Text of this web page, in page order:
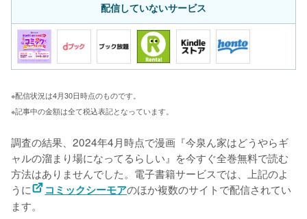
配信していないサービス
※配信状況は4月30日時点のものです。
※記事中の金額は全て税込表記となっています。
調査の結果、2024年4月時点で漫画『今泉ん家はどうやらギ
ャルの溜まり場になってるらしい』を今すぐ全巻無料で読む
方法はありませんでした。電子書籍サービスでは、上記のよ
うに
コミックシーモアのほか複数のサイトで配信されてい
ます。